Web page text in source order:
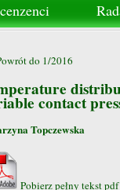
do 1/2016
contact
Topczewska
Pobierz pełny tekst pdf